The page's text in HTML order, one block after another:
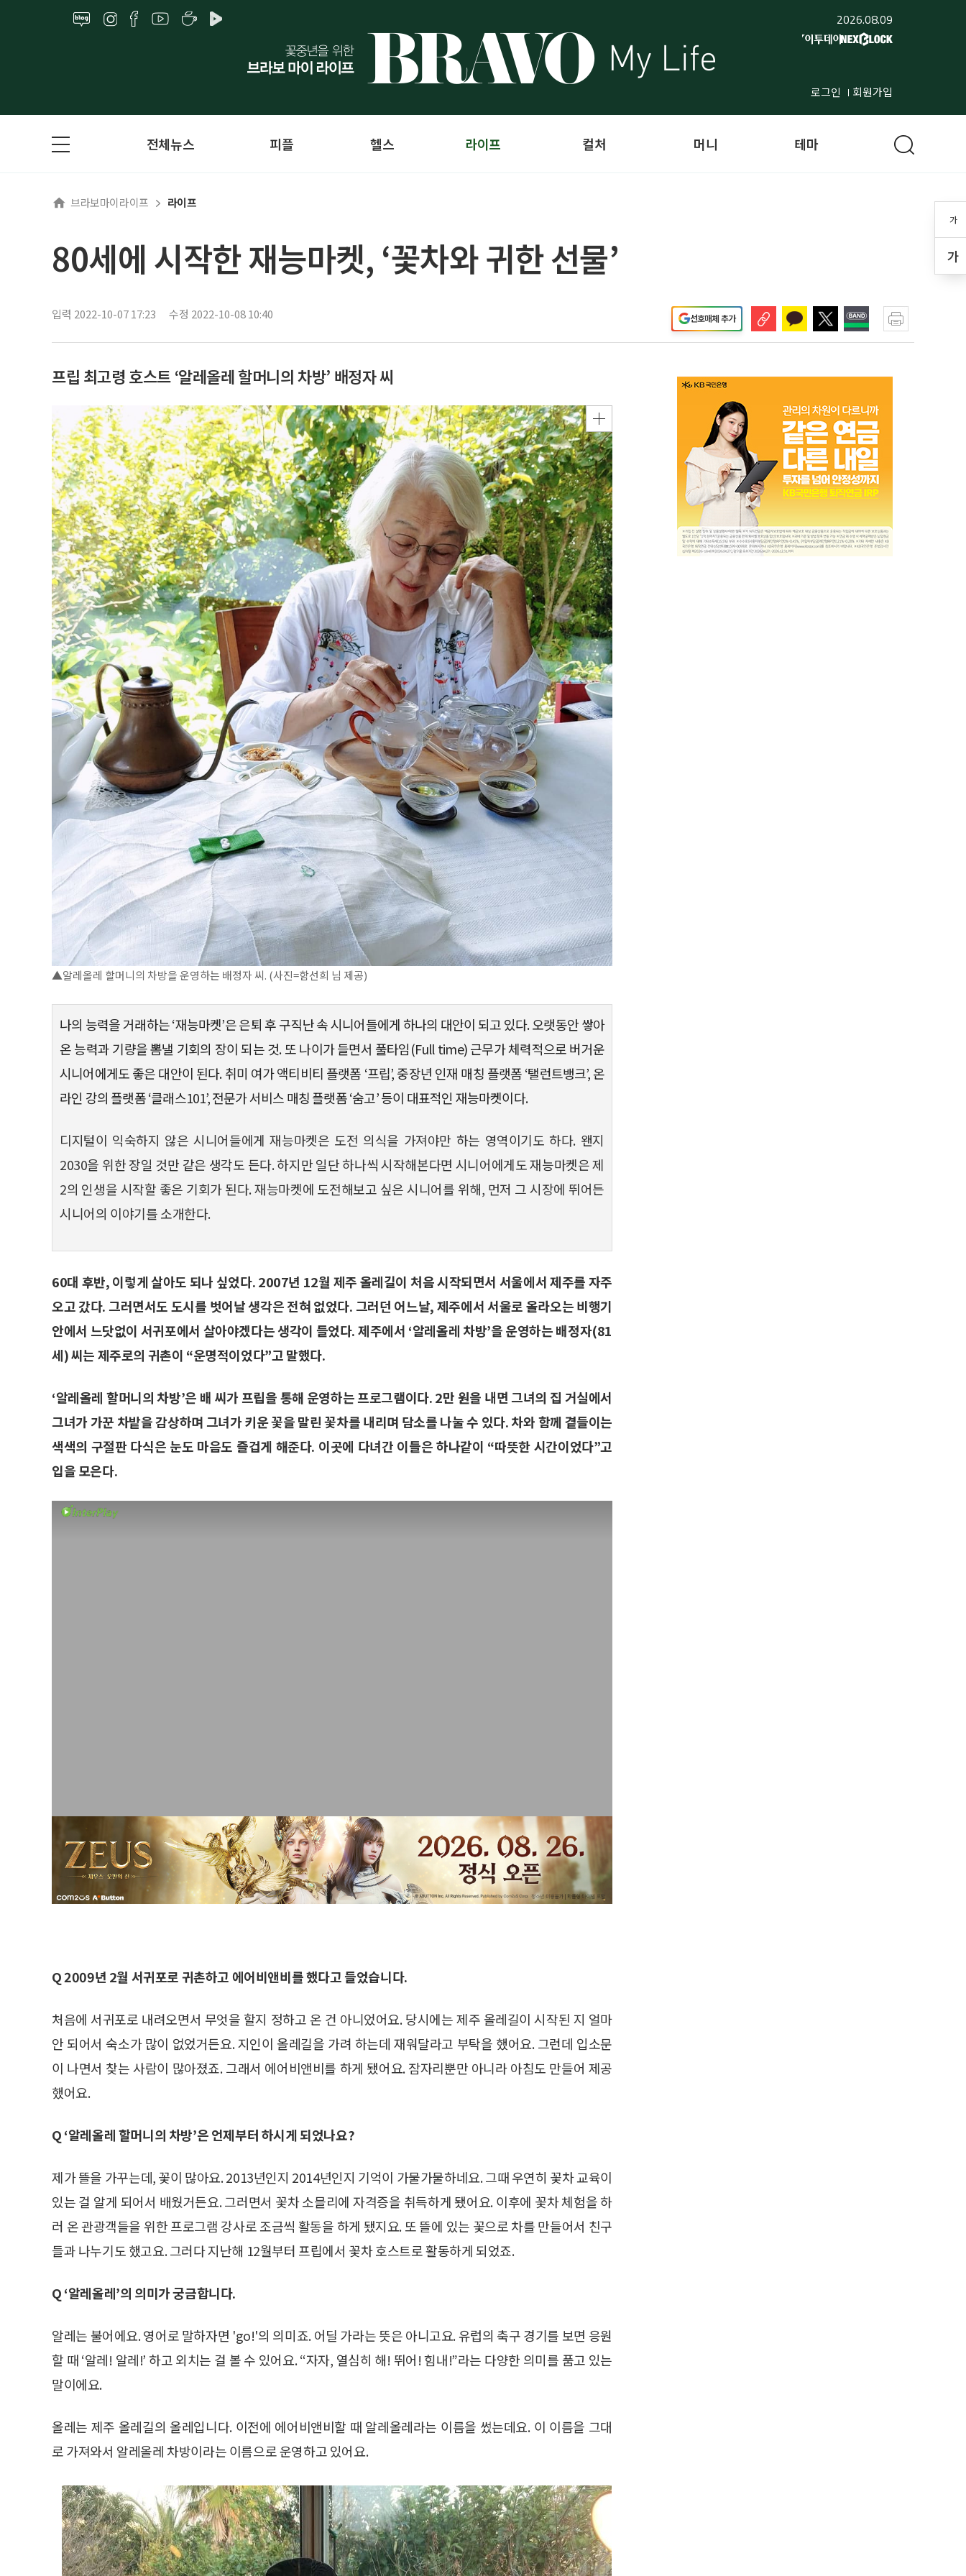
2026.08.09
로그인 회원가입
가
가
전체뉴스 피플 헬스 라이프 컬처 머니 테마
브라보마이라이프 라이프
80세에 시작한 재능마켓, ‘꽃차와 귀한 선물’
입력 2022-10-07 17:23 수정 2022-10-08 10:40 선호매체 추가
프립 최고령 호스트 ‘알레올레 할머니의 차방’ 배정자 씨
▲알레올레 할머니의 차방을 운영하는 배정자 씨. (사진=함선희 님 제공)
나의 능력을 거래하는 ‘재능마켓’은 은퇴 후 구직난 속 시니어들에게 하나의 대안이 되고 있다. 오랫동안 쌓아
온 능력과 기량을 뽐낼 기회의 장이 되는 것. 또 나이가 들면서 풀타임(Full time) 근무가 체력적으로 버거운
시니어에게도 좋은 대안이 된다. 취미 여가 액티비티 플랫폼 ‘프립’, 중장년 인재 매칭 플랫폼 ‘탤런트뱅크’, 온
라인 강의 플랫폼 ‘클래스101’, 전문가 서비스 매칭 플랫폼 ‘숨고’ 등이 대표적인 재능마켓이다.
디지털이 익숙하지 않은 시니어들에게 재능마켓은 도전 의식을 가져야만 하는 영역이기도 하다. 왠지
2030을 위한 장일 것만 같은 생각도 든다. 하지만 일단 하나씩 시작해본다면 시니어에게도 재능마켓은 제
2의 인생을 시작할 좋은 기회가 된다. 재능마켓에 도전해보고 싶은 시니어를 위해, 먼저 그 시장에 뛰어든
시니어의 이야기를 소개한다.
60대 후반, 이렇게 살아도 되나 싶었다. 2007년 12월 제주 올레길이 처음 시작되면서 서울에서 제주를 자주
오고 갔다. 그러면서도 도시를 벗어날 생각은 전혀 없었다. 그러던 어느날, 제주에서 서울로 올라오는 비행기
안에서 느닷없이 서귀포에서 살아야겠다는 생각이 들었다. 제주에서 ‘알레올레 차방’을 운영하는 배정자(81
세) 씨는 제주로의 귀촌이 “운명적이었다”고 말했다.
‘알레올레 할머니의 차방’은 배 씨가 프립을 통해 운영하는 프로그램이다. 2만 원을 내면 그녀의 집 거실에서
그녀가 가꾼 차밭을 감상하며 그녀가 키운 꽃을 말린 꽃차를 내리며 담소를 나눌 수 있다. 차와 함께 곁들이는
색색의 구절판 다식은 눈도 마음도 즐겁게 해준다. 이곳에 다녀간 이들은 하나같이 “따뜻한 시간이었다”고
입을 모은다.
Q 2009년 2월 서귀포로 귀촌하고 에어비앤비를 했다고 들었습니다.
처음에 서귀포로 내려오면서 무엇을 할지 정하고 온 건 아니었어요. 당시에는 제주 올레길이 시작된 지 얼마
안 되어서 숙소가 많이 없었거든요. 지인이 올레길을 가려 하는데 재워달라고 부탁을 했어요. 그런데 입소문
이 나면서 찾는 사람이 많아졌죠. 그래서 에어비앤비를 하게 됐어요. 잠자리뿐만 아니라 아침도 만들어 제공
했어요.
Q ‘알레올레 할머니의 차방’은 언제부터 하시게 되었나요?
제가 뜰을 가꾸는데, 꽃이 많아요. 2013년인지 2014년인지 기억이 가물가물하네요. 그때 우연히 꽃차 교육이
있는 걸 알게 되어서 배웠거든요. 그러면서 꽃차 소믈리에 자격증을 취득하게 됐어요. 이후에 꽃차 체험을 하
러 온 관광객들을 위한 프로그램 강사로 조금씩 활동을 하게 됐지요. 또 뜰에 있는 꽃으로 차를 만들어서 친구
들과 나누기도 했고요. 그러다 지난해 12월부터 프립에서 꽃차 호스트로 활동하게 되었죠.
Q ‘알레올레’의 의미가 궁금합니다.
알레는 불어에요. 영어로 말하자면 'go!'의 의미죠. 어딜 가라는 뜻은 아니고요. 유럽의 축구 경기를 보면 응원
할 때 ‘알레! 알레!’ 하고 외치는 걸 볼 수 있어요. “자자, 열심히 해! 뛰어! 힘내!”라는 다양한 의미를 품고 있는
말이에요.
올레는 제주 올레길의 올레입니다. 이전에 에어비앤비할 때 알레올레라는 이름을 썼는데요. 이 이름을 그대
로 가져와서 알레올레 차방이라는 이름으로 운영하고 있어요.